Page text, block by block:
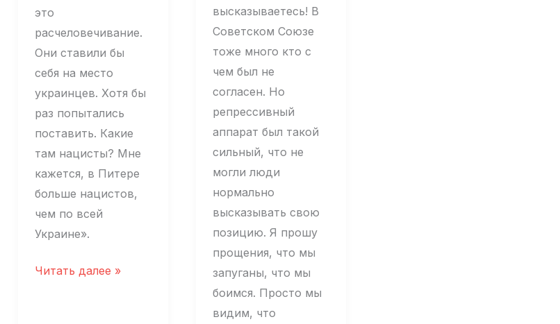
это
расчеловечивание.
Они ставили бы
себя на место
украинцев. Хотя бы
раз попытались
поставить. Какие
там нацисты? Мне
кажется, в Питере
больше нацистов,
чем по всей
Украине».
Откуда
Читать далее »
высказываетесь! В
Советском Союзе
тоже много кто с
чем был не
согласен. Но
репрессивный
аппарат был такой
сильный, что не
могли люди
нормально
высказывать свою
позицию. Я прошу
прощения, что мы
запуганы, что мы
боимся. Просто мы
видим, что